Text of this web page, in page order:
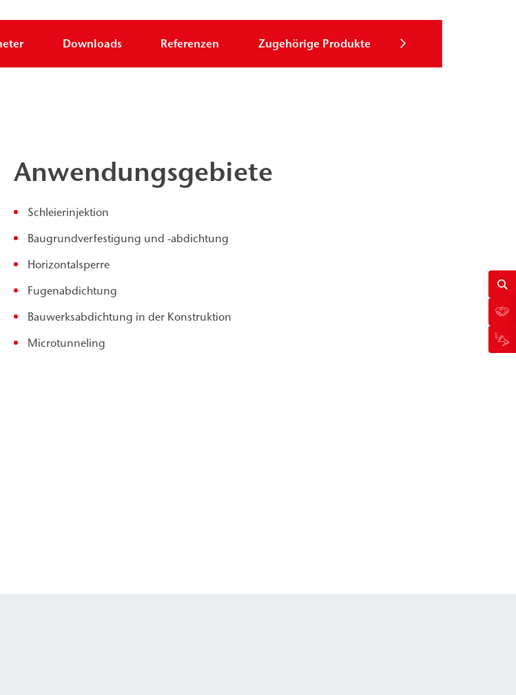
Downloads Referenzen Zugehörige Produkte
Anwendungsgebiete
Schleierinjektion
Baugrundverfestigung und -abdichtung
Horizontalsperre
Fugenabdichtung
Bauwerksabdichtung in der Konstruktion
Microtunneling